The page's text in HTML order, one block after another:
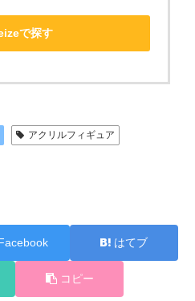
で探す
アクリルフィギュア
はてブ
コピー